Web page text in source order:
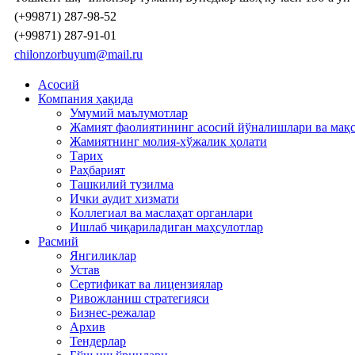
(+99871) 287-98-52
(+99871) 287-91-01
chilonzorbuyum@mail.ru
Асосий
Компания ҳақида
Умумий маълумотлар
Жамият фаолиятининг асосий йўналишлари ва
Жамиятнинг молия-хўжалик ҳолати
Тарих
Раҳбарият
Ташкилий тузилма
Ички аудит хизмати
Коллегиал ва маслаҳат органлари
Ишлаб чиқариладиган маҳсулотлар
Расмий
Янгиликлар
Устав
Сертификат ва лицензиялар
Ривожланиш стратегияси
Бизнес-режалар
Архив
Тендерлар